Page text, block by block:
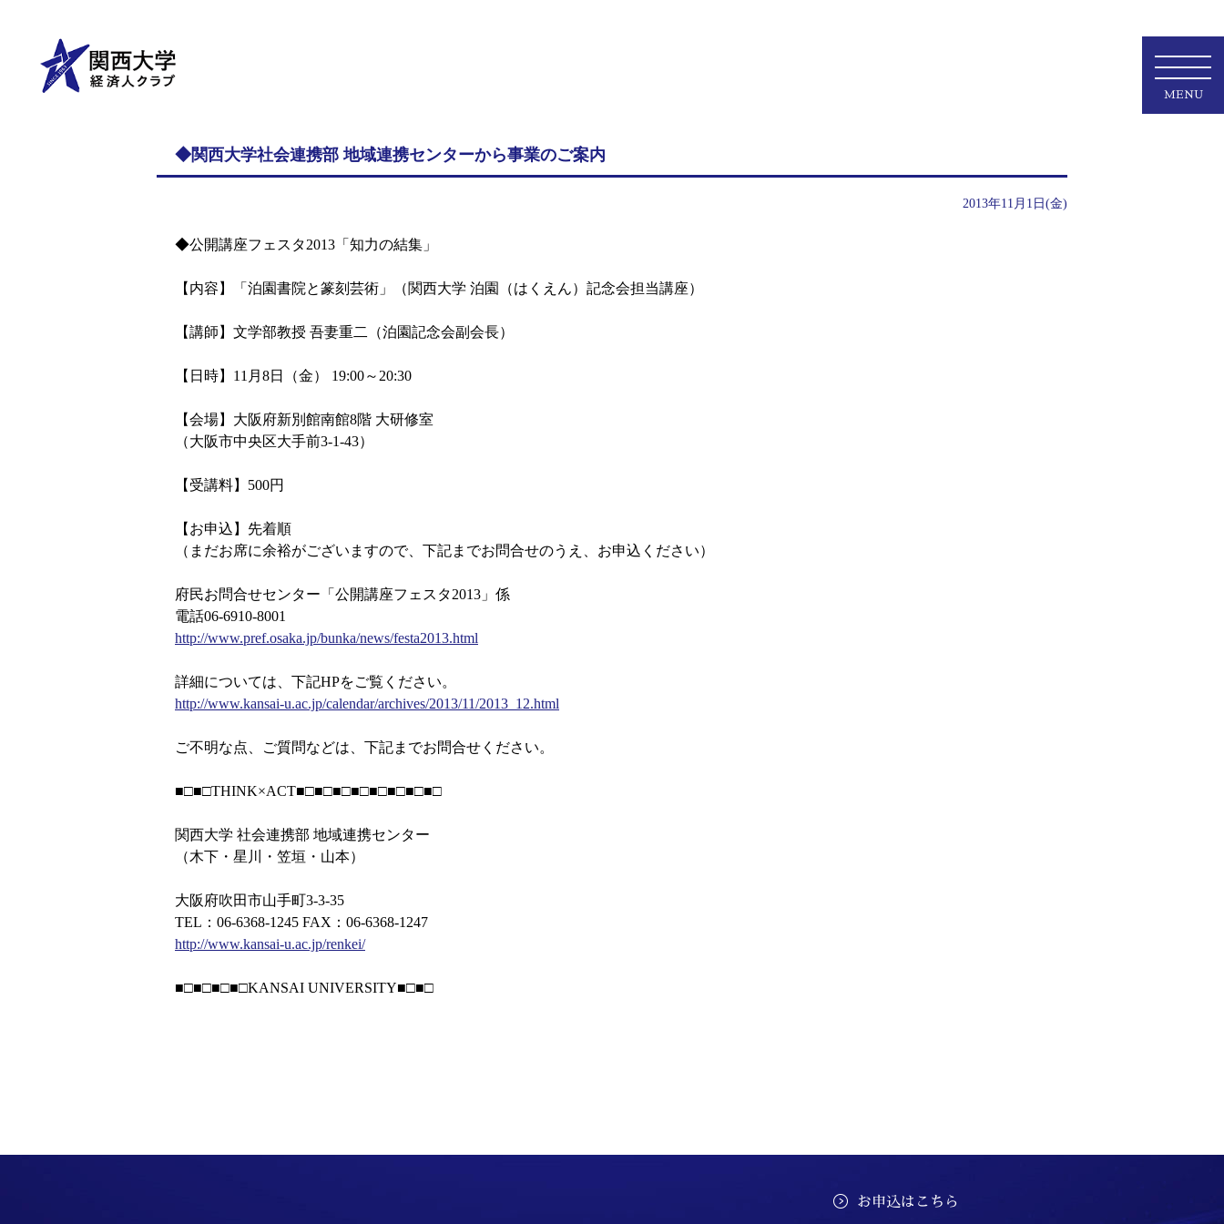
MENU
◆関西大学社会連携部 地域連携センターから事業のご案内
2013年11月1日(金)
◆公開講座フェスタ2013「知力の結集」
【内容】「泊園書院と篆刻芸術」（関西大学 泊園（はくえん）記念会担当講座）
【講師】文学部教授 吾妻重二（泊園記念会副会長）
【日時】11月8日（金） 19:00～20:30
【会場】大阪府新別館南館8階 大研修室
（大阪市中央区大手前3-1-43）
【受講料】500円
【お申込】先着順
（まだお席に余裕がございますので、下記までお問合せのうえ、お申込ください）
府民お問合せセンター「公開講座フェスタ2013」係
電話06-6910-8001
http://www.pref.osaka.jp/bunka/news/festa2013.html
詳細については、下記HPをご覧ください。
http://www.kansai-u.ac.jp/calendar/archives/2013/11/2013_12.html
ご不明な点、ご質問などは、下記までお問合せください。
■□■□THINK×ACT■□■□■□■□■□■□■□■□
関西大学 社会連携部 地域連携センター
（木下・星川・笠垣・山本）
大阪府吹田市山手町3-3-35
TEL：06-6368-1245 FAX：06-6368-1247
http://www.kansai-u.ac.jp/renkei/
■□■□■□■□KANSAI UNIVERSITY■□■□
お申込はこちら